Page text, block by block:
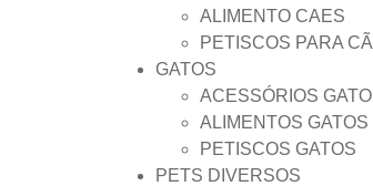
ALIMENTO CAES
PETISCOS PARA
GATOS
ACESSÓRIOS
ALIMENTOS GATOS
PETISCOS GATOS
PETS DIVERSOS